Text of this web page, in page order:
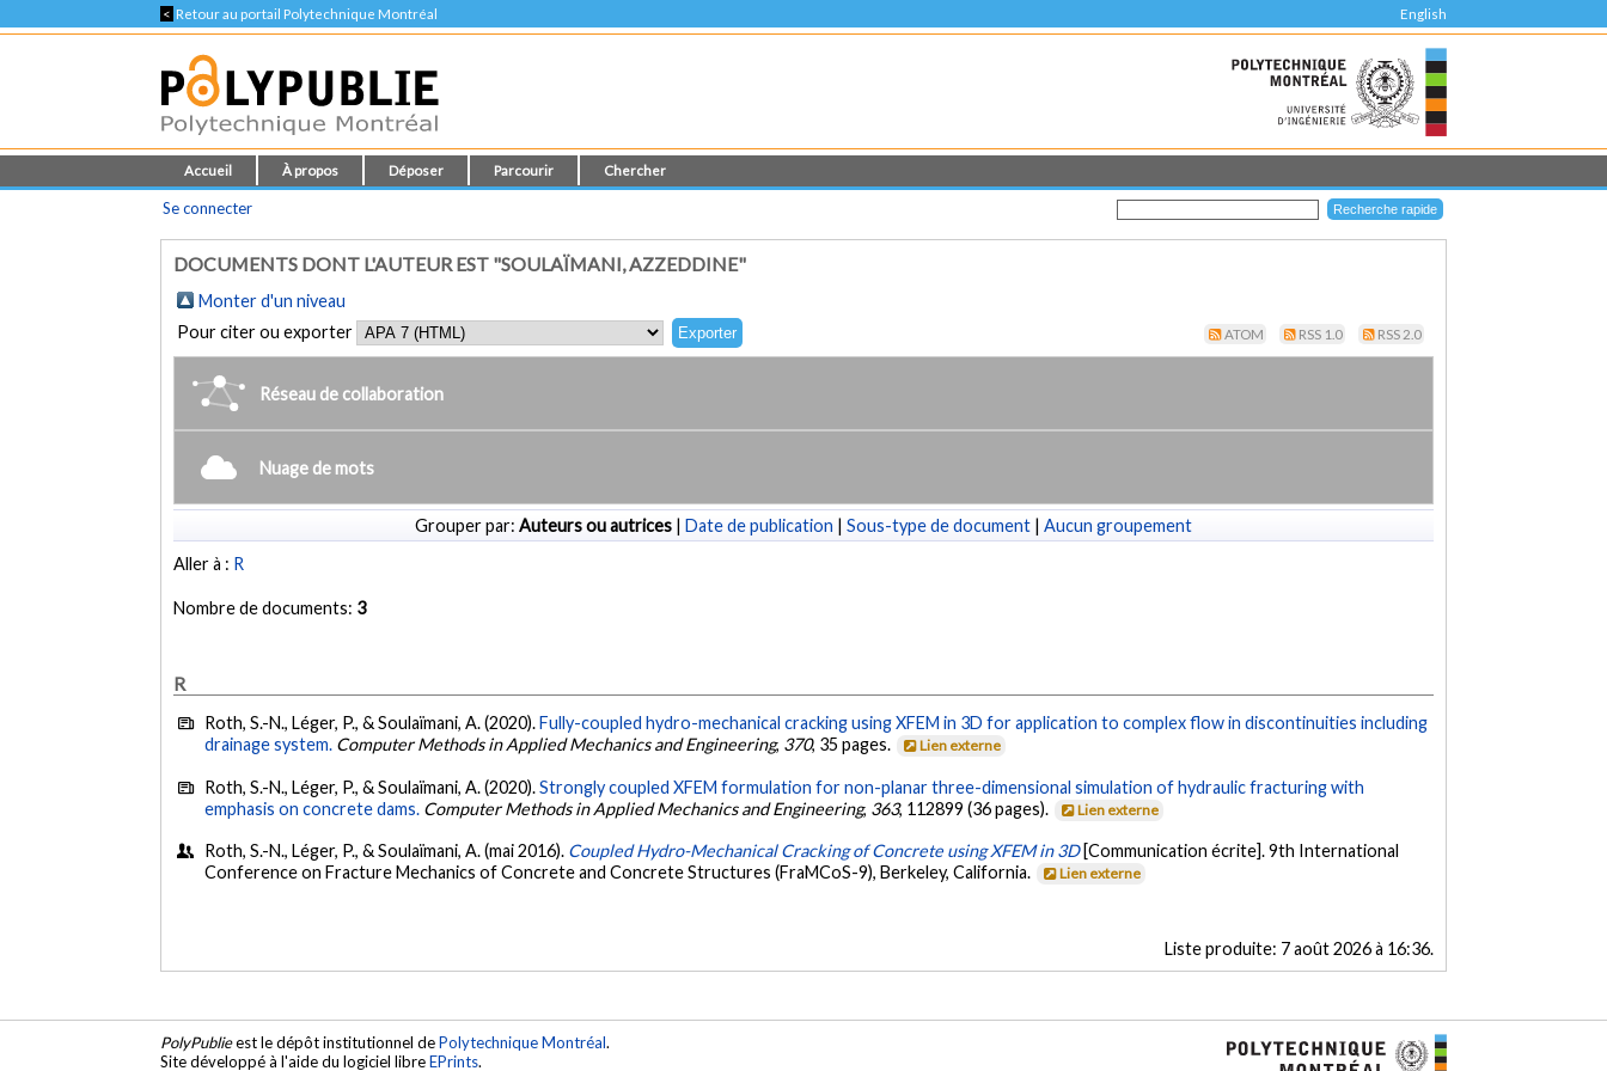
< Retour au portail Polytechnique Montréal English
Accueil À propos Déposer Parcourir Chercher
Se connecter
DOCUMENTS DONT L'AUTEUR EST "SOULAÏMANI, AZZEDDINE"
Monter d'un niveau
Pour citer ou exporter
ATOM RSS 1.0 RSS 2.0
Réseau de collaboration
Nuage de mots
Grouper par: Auteurs ou autrices | Date de publication | Sous-type de document | Aucun groupement
Aller à : R
Nombre de documents: 3
R
Roth, S.-N., Léger, P., & Soulaïmani, A. (2020).Fully-coupled hydro-mechanical cracking using XFEM in 3D for application to complex flow in discontinuities including
drainage system. Computer Methods in Applied Mechanics and Engineering, 370, 35 pages. Lien externe
Roth, S.-N., Léger, P., & Soulaïmani, A. (2020).Strongly coupled XFEM formulation for non-planar three-dimensional simulation of hydraulic fracturing with
emphasis on concrete dams. Computer Methods in Applied Mechanics and Engineering, 363, 112899 (36 pages). Lien externe
Roth, S.-N., Léger, P., & Soulaïmani, A. (mai 2016). Coupled Hydro-Mechanical Cracking of Concrete using XFEM in 3D [Communication écrite]. 9th International
Conference on Fracture Mechanics of Concrete and Concrete Structures (FraMCoS-9), Berkeley, California.
Lien externe
Liste produite: 7 août 2026 à 16:36.
PolyPublieest le dépôt institutionnel dePolytechnique Montréal.
Site développé à l'aide du logiciel libreEPrints.